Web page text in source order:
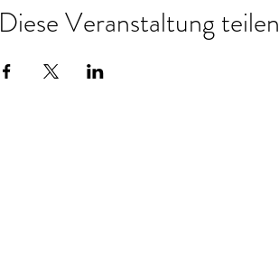
Diese Veranstaltung teilen